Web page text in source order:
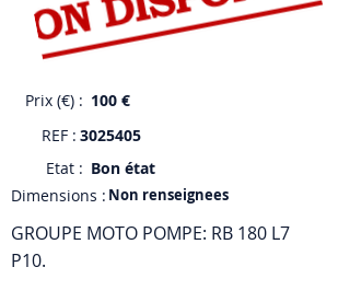
Prix (€) : 100 €
REF : 3025405
Etat : Bon état
Dimensions : Non renseignees
GROUPE MOTO POMPE: RB 180 L7
P10.